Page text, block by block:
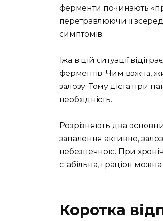
ферменти починають
перетравлюючи її
симптомів.
Їжа в цій ситуації
ферментів. Чим важча,
залозу. Тому дієта при
необхідність.
Розрізняють два
запалення активне,
небезпечною. При
стабільна, і раціон
Коротка